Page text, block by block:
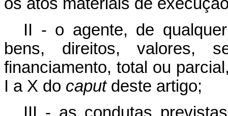
II - o agente, de
bens, direitos, valores,
financiamento, total ou
I a X do caputdeste artigo;